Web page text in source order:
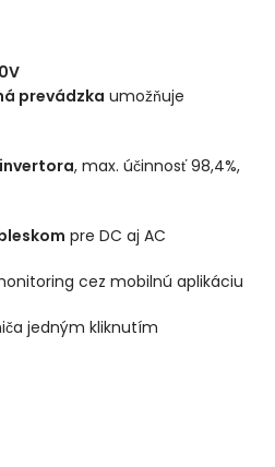
prevádzka umožňuje
, max. účinnosť 98,4%,
pre DC aj AC
cez mobilnú aplikáciu
jedným kliknutím